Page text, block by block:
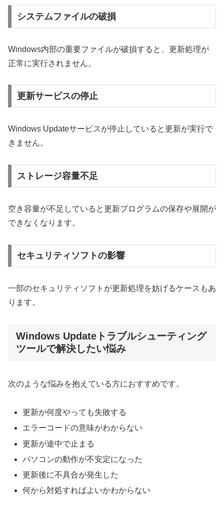
システムファイルの破損
Windows内部の重要ファイルが破損すると、更新処理が
正常に実行されません。
更新サービスの停止
Windows Updateサービスが停止していると更新が実行で
きません。
ストレージ容量不足
空き容量が不足していると更新プログラムの保存や展開が
できなくなります。
セキュリティソフトの影響
一部のセキュリティソフトが更新処理を妨げるケースもあ
ります。
Windows Updateトラブルシューティング
ツールで解決したい悩み
次のような悩みを抱えている方におすすめです。
更新が何度やっても失敗する
エラーコードの意味がわからない
更新が途中で止まる
パソコンの動作が不安定になった
更新後に不具合が発生した
何から対処すればよいかわからない